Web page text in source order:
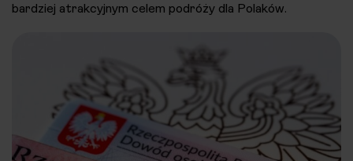
bardziej atrakcyjnym celem podróży dla Polaków.